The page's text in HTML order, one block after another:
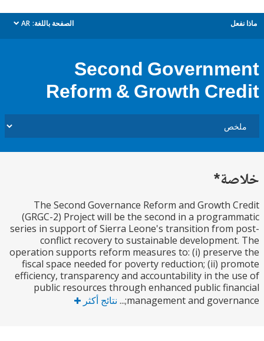
الصفحة باللغة: AR
dropdown
Second
Reform & Growth
The Second Governance Reform and Growth
(GRGC-2) Project will be the second in a
series in support of Sierra Leone's transition
conflict recovery to sustainable
operation supports reform measures to: (i)
fiscal space needed for poverty reduction; (ii)
efficiency, transparency and accountability in the
public resources through enhanced public
management and
نتائج أكثر